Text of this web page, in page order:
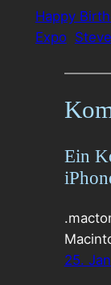
Happy
Expo
Ein
25.